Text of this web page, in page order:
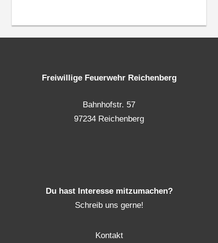
Freiwillige Feuerwehr Reichenberg
Bahnhofstr. 57
97234 Reichenberg
Du hast Interesse mitzumachen?
Schreib uns gerne!
Kontakt